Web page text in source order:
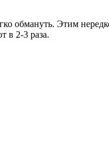
обмануть. Этим
в 2-3 раза.